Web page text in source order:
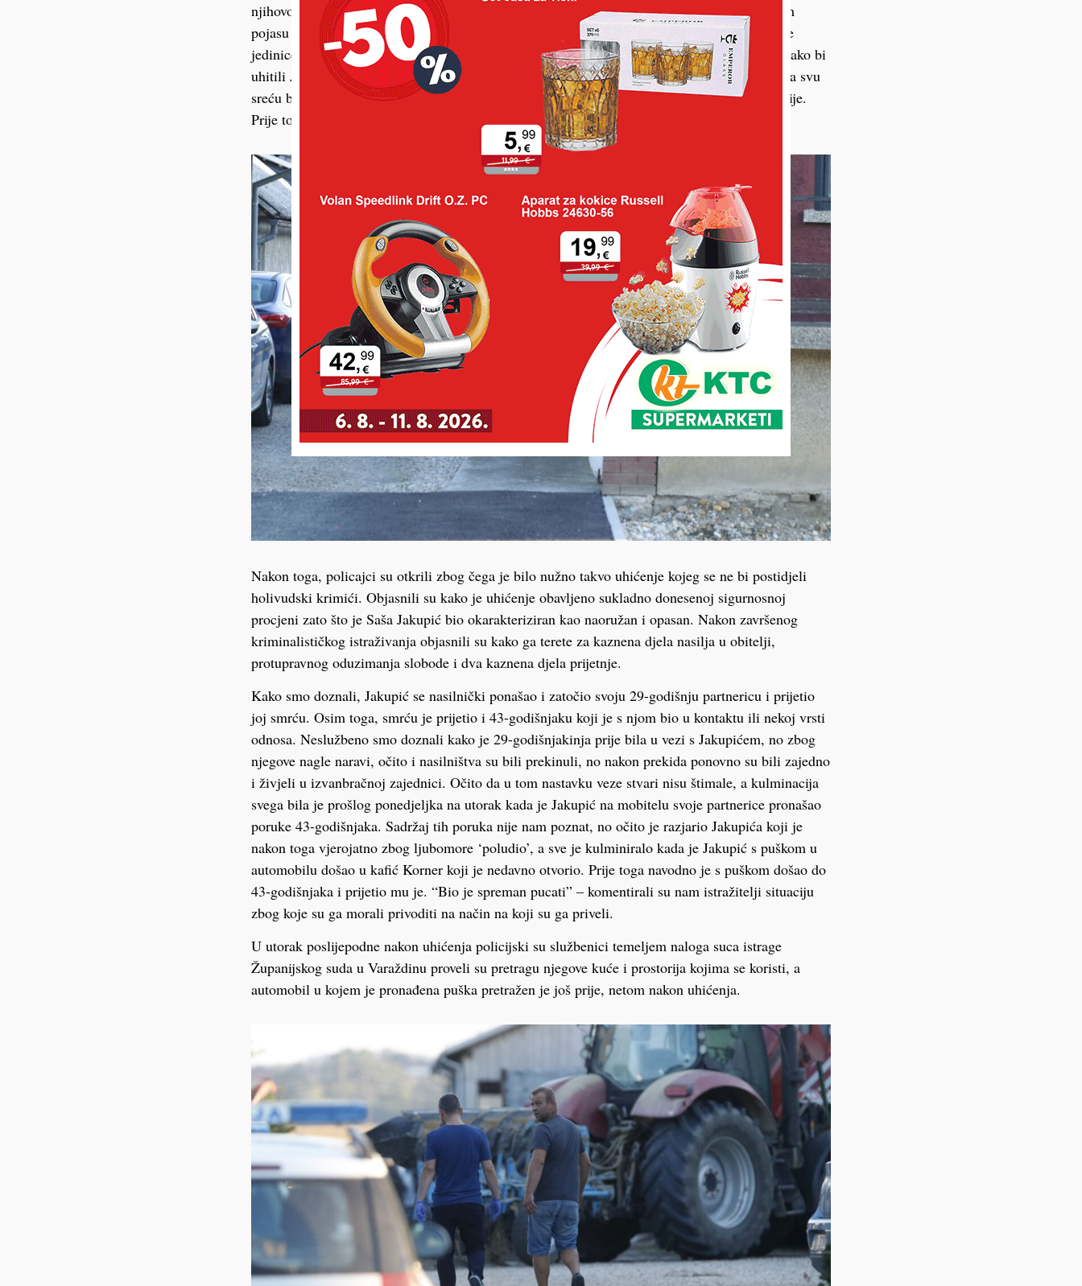
njihovo postupanje bilo itekako opravdano. Desetorica policajaca bila su raspoređena u širem
pojasu kafića, a samu provedbu uhićenja obavila su trojica naoružanih pripadnika interventne
jedinice policije. Bili su opremljeni pancirkama, nosili su kacige. Pred sam ulazak u kafić, kako bi
uhitili Jakupića, policajci su izvadili svoje službene pištolje i repetirali ih. Ušli su u kafić i na svu
sreću bez ikakvog problema uhitili vlasnika i s lisicama na rukama prepratili u sjedište policije.
Prije toga su mu u automobilu pronašli i oduzeli pušku sačmaricu.
Nakon toga, policajci su otkrili zbog čega je bilo nužno takvo uhićenje kojeg se ne bi postidjeli
holivudski krimići. Objasnili su kako je uhićenje obavljeno sukladno donesenoj sigurnosnoj
procjeni zato što je Saša Jakupić bio okarakteriziran kao naoružan i opasan. Nakon završenog
kriminalističkog istraživanja objasnili su kako ga terete za kaznena djela nasilja u obitelji,
protupravnog oduzimanja slobode i dva kaznena djela prijetnje.
Kako smo doznali, Jakupić se nasilnički ponašao i zatočio svoju 29-godišnju partnericu i prijetio
joj smrću. Osim toga, smrću je prijetio i 43-godišnjaku koji je s njom bio u kontaktu ili nekoj vrsti
odnosa. Neslužbeno smo doznali kako je 29-godišnjakinja prije bila u vezi s Jakupićem, no zbog
njegove nagle naravi, očito i nasilništva su bili prekinuli, no nakon prekida ponovno su bili zajedno
i živjeli u izvanbračnoj zajednici. Očito da u tom nastavku veze stvari nisu štimale, a kulminacija
svega bila je prošlog ponedjeljka na utorak kada je Jakupić na mobitelu svoje partnerice pronašao
poruke 43-godišnjaka. Sadržaj tih poruka nije nam poznat, no očito je razjario Jakupića koji je
nakon toga vjerojatno zbog ljubomore ‘poludio’, a sve je kulminiralo kada je Jakupić s puškom u
automobilu došao u kafić Korner koji je nedavno otvorio. Prije toga navodno je s puškom došao do
43-godišnjaka i prijetio mu je. “Bio je spreman pucati” – komentirali su nam istražitelji situaciju
zbog koje su ga morali privoditi na način na koji su ga priveli.
U utorak poslijepodne nakon uhićenja policijski su službenici temeljem naloga suca istrage
Županijskog suda u Varaždinu proveli su pretragu njegove kuće i prostorija kojima se koristi, a
automobil u kojem je pronađena puška pretražen je još prije, netom nakon uhićenja.